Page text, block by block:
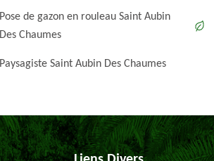
Pose de gazon en rouleau Saint Aubin
Des Chaumes
Paysagiste Saint Aubin Des Chaumes